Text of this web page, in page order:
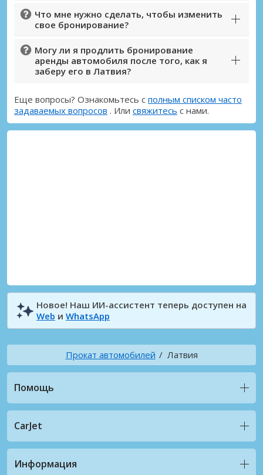
Что мне нужно сделать, чтобы изменить
свое бронирование?
Могу ли я продлить бронирование
аренды автомобиля после того, как я
заберу его в Латвия?
Еще вопросы? Ознакомьтесь с полным списком часто
задаваемых вопросов . Или свяжитесь с нами.
Новое! Наш ИИ-ассистент теперь доступен на
Web и WhatsApp
Прокат автомобилей Латвия
Помощь
CarJet
Информация